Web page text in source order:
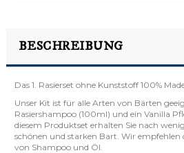
BESCHREIBUNG
Das 1. Rasierset ohne Kunststoff 100%
Unser Kit ist für alle Arten von Bärten
Rasiershampoo (100ml) und ein Vanilla
diesem Produktset erhalten Sie nach
schönen und starken Bart. Wir empfehlen
von Shampoo und Öl.